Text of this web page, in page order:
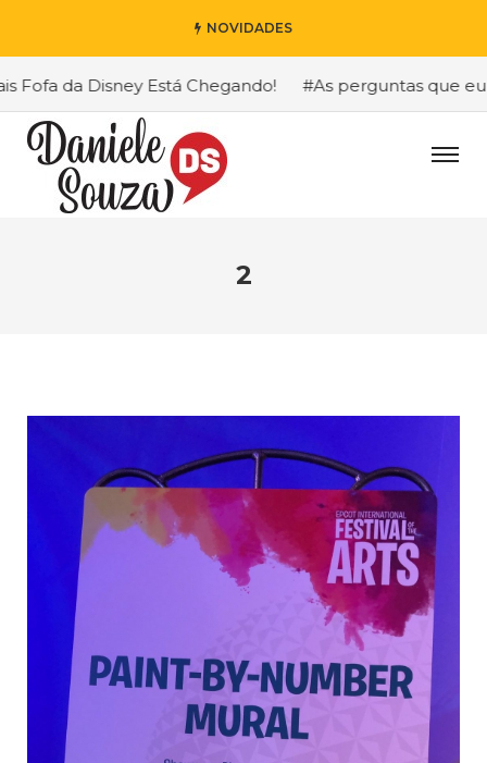
NOVIDADES
da Disney Está Chegando! #As perguntas que eu
2